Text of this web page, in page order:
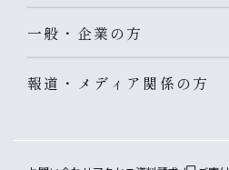
一般・企業の方
報道・メディア関係の方